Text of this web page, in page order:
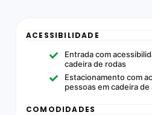
ACESSIBILIDADE
Entrada com
cadeira de rodas
Estacionamento com
pessoas em cadeira de
COMODIDADES